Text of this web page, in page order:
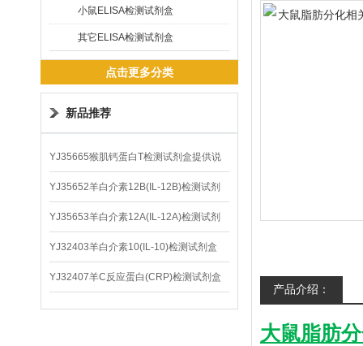
小鼠ELISA检测试剂盒
其它ELISA检测试剂盒
点击更多分类
新品推荐
YJ35665猴肌钙蛋白T检测试剂盒提供说
明书
YJ35652羊白介素12B(IL-12B)检测试剂
盒
YJ35653羊白介素12A(IL-12A)检测试剂
盒
YJ32403羊白介素10(IL-10)检测试剂盒
YJ32407羊C反应蛋白(CRP)检测试剂盒
产品介绍：
大鼠脂肪